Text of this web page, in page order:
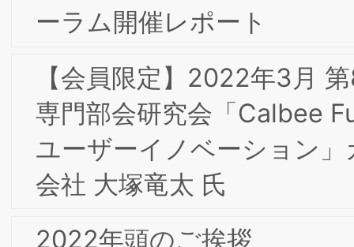
房）が発刊されました。
らせ
2017年9月 東阪合同合宿
2016年9月 淡路島研修合宿の報告
2013年 新年のご挨拶
2012年10月 東京第2回フォーラムのお